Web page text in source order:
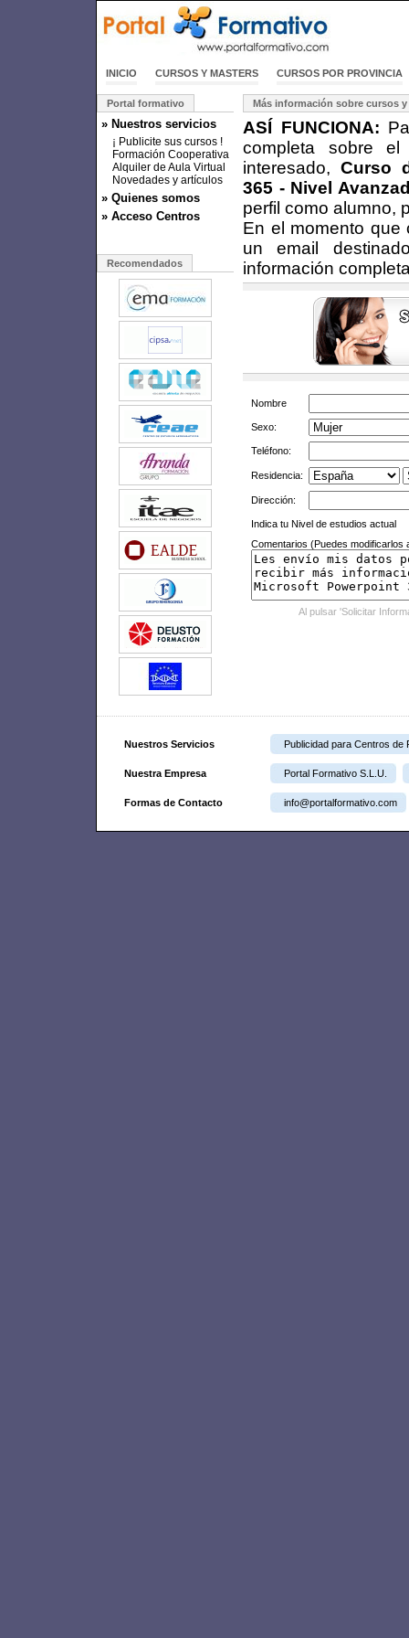
INICIO CURSOS Y MASTERS CURSOS POR PROVINCIA
Portal formativo
» Nuestros servicios
¡ Publicite sus cursos !
Formación Cooperativa
Alquiler de Aula Virtual
Novedades y artículos
» Quienes somos
» Acceso Centros
Recomendados
Más información sobre cursos y
ASÍ FUNCIONA:
completa sobre
interesado, Curso
365 - Nivel
perfil como alumno,
En el momento que
un email
información
Nombre
Sexo:
Teléfono:
Residencia:
Dirección:
Indica tu Nivel de estudios actual
Comentarios (Puedes modificarlos
Al pulsar 'Solicitar
Nuestros Servicios Publicidad para Centros de
Nuestra Empresa Portal Formativo S.L.U.
Formas de Contacto info@portalformativo.com